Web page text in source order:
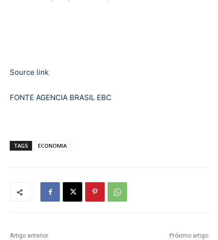
Source link
FONTE AGENCIA BRASIL EBC
TAGS ECONOMIA
Artigo anterior Próximo artigo